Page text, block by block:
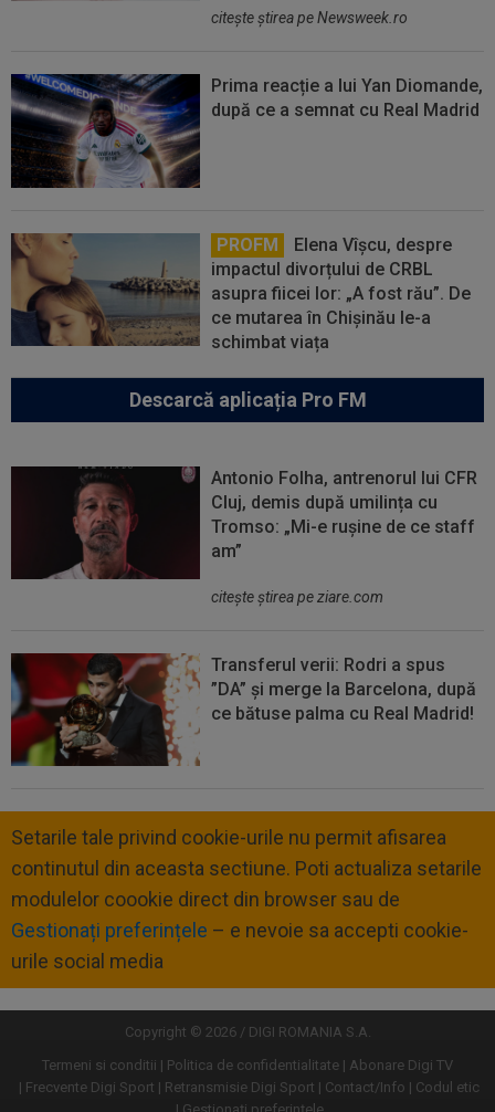
citeşte ştirea pe Newsweek.ro
Prima reacție a lui Yan Diomande,
după ce a semnat cu Real Madrid
PROFM
Elena Vîșcu, despre
impactul divorțului de CRBL
asupra fiicei lor: „A fost rău”. De
ce mutarea în Chișinău le-a
schimbat viața
Descarcă aplicația Pro FM
Antonio Folha, antrenorul lui CFR
Cluj, demis după umilința cu
Tromso: „Mi-e rușine de ce staff
am”
citeşte ştirea pe ziare.com
Transferul verii: Rodri a spus
”DA” și merge la Barcelona, după
ce bătuse palma cu Real Madrid!
Setarile tale privind cookie-urile nu permit afisarea
continutul din aceasta sectiune. Poti actualiza setarile
modulelor coookie direct din browser sau de
Gestionați preferințele – e nevoie sa accepti cookie-
urile social media
Copyright © 2026 / DIGI ROMANIA S.A.
Termeni si conditii
Politica de confidentialitate
Abonare Digi TV
Frecvente Digi Sport
Retransmisie Digi Sport Contact/Info
Codul etic